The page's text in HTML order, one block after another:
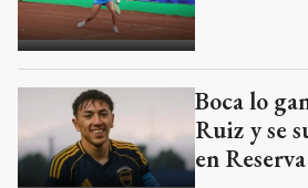
Boca lo
Ruiz y se
en Reserva